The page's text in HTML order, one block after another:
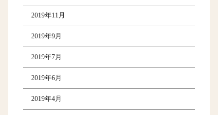
2019年11月
2019年9月
2019年7月
2019年6月
2019年4月